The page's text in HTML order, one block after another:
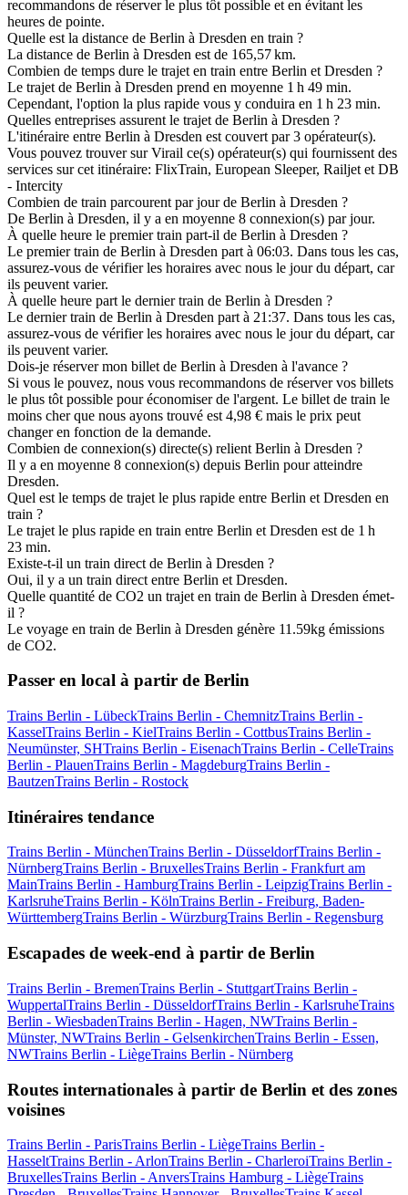
recommandons de réserver le plus tôt possible et en évitant les
heures de pointe.
Quelle est la distance de Berlin à Dresden en train ?
La distance de Berlin à Dresden est de 165,57 km.
Combien de temps dure le trajet en train entre Berlin et Dresden ?
Le trajet de Berlin à Dresden prend en moyenne 1 h 49 min.
Cependant, l'option la plus rapide vous y conduira en 1 h 23 min.
Quelles entreprises assurent le trajet de Berlin à Dresden ?
L'itinéraire entre Berlin à Dresden est couvert par 3 opérateur(s).
Vous pouvez trouver sur Virail ce(s) opérateur(s) qui fournissent des
services sur cet itinéraire: FlixTrain, European Sleeper, Railjet et DB
- Intercity
Combien de train parcourent par jour de Berlin à Dresden ?
De Berlin à Dresden, il y a en moyenne 8 connexion(s) par jour.
À quelle heure le premier train part-il de Berlin à Dresden ?
Le premier train de Berlin à Dresden part à 06:03. Dans tous les cas,
assurez-vous de vérifier les horaires avec nous le jour du départ, car
ils peuvent varier.
À quelle heure part le dernier train de Berlin à Dresden ?
Le dernier train de Berlin à Dresden part à 21:37. Dans tous les cas,
assurez-vous de vérifier les horaires avec nous le jour du départ, car
ils peuvent varier.
Dois-je réserver mon billet de Berlin à Dresden à l'avance ?
Si vous le pouvez, nous vous recommandons de réserver vos billets
le plus tôt possible pour économiser de l'argent. Le billet de train le
moins cher que nous ayons trouvé est 4,98 € mais le prix peut
changer en fonction de la demande.
Combien de connexion(s) directe(s) relient Berlin à Dresden ?
Il y a en moyenne 8 connexion(s) depuis Berlin pour atteindre
Dresden.
Quel est le temps de trajet le plus rapide entre Berlin et Dresden en
train ?
Le trajet le plus rapide en train entre Berlin et Dresden est de 1 h
23 min.
Existe-t-il un train direct de Berlin à Dresden ?
Oui, il y a un train direct entre Berlin et Dresden.
Quelle quantité de CO2 un trajet en train de Berlin à Dresden émet-
il ?
Le voyage en train de Berlin à Dresden génère 11.59kg émissions
de CO2.
Passer en local à partir de Berlin
Trains Berlin - LübeckTrains Berlin - ChemnitzTrains Berlin -
KasselTrains Berlin - KielTrains Berlin - CottbusTrains Berlin -
Neumünster, SHTrains Berlin - EisenachTrains Berlin - CelleTrains
Berlin - PlauenTrains Berlin - MagdeburgTrains Berlin -
BautzenTrains Berlin - Rostock
Itinéraires tendance
Trains Berlin - MünchenTrains Berlin - DüsseldorfTrains Berlin -
NürnbergTrains Berlin - BruxellesTrains Berlin - Frankfurt am
MainTrains Berlin - HamburgTrains Berlin - LeipzigTrains Berlin -
KarlsruheTrains Berlin - KölnTrains Berlin - Freiburg, Baden-
WürttembergTrains Berlin - WürzburgTrains Berlin - Regensburg
Escapades de week-end à partir de Berlin
Trains Berlin - BremenTrains Berlin - StuttgartTrains Berlin -
WuppertalTrains Berlin - DüsseldorfTrains Berlin - KarlsruheTrains
Berlin - WiesbadenTrains Berlin - Hagen, NWTrains Berlin -
Münster, NWTrains Berlin - GelsenkirchenTrains Berlin - Essen,
NWTrains Berlin - LiègeTrains Berlin - Nürnberg
Routes internationales à partir de Berlin et des zones
voisines
Trains Berlin - ParisTrains Berlin - LiègeTrains Berlin -
HasseltTrains Berlin - ArlonTrains Berlin - CharleroiTrains Berlin -
BruxellesTrains Berlin - AnversTrains Hamburg - LiègeTrains